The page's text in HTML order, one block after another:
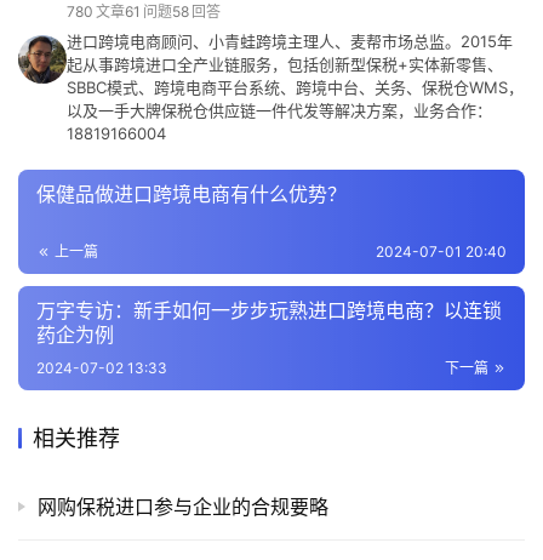
780 文章61 问题58 回答
进口跨境电商顾问、小青蛙跨境主理人、麦帮市场总监。2015年
起从事跨境进口全产业链服务，包括创新型保税+实体新零售、
SBBC模式、跨境电商平台系统、跨境中台、关务、保税仓WMS，
以及一手大牌保税仓供应链一件代发等解决方案，业务合作：
18819166004
保健品做进口跨境电商有什么优势？
上一篇 2024-07-01 20:40
万字专访：新手如何一步步玩熟进口跨境电商？以连锁
药企为例
下一篇
2024-07-02 13:33
相关推荐
网购保税进口参与企业的合规要略